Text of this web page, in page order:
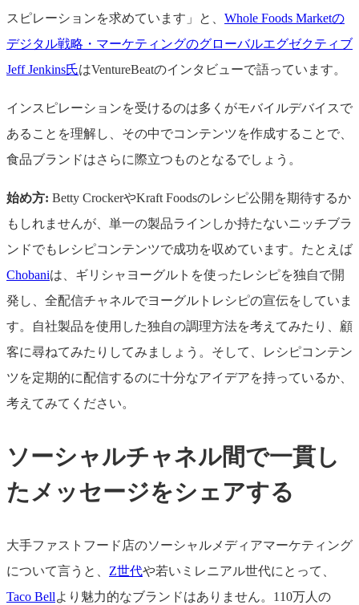
スピレーションを求めています」と、 Whole Foods Marketの
デジタル戦略・マーケティングのグローバルエグゼクティブ
Jeff Jenkins氏はVentureBeatのインタビューで語っています。
インスピレーションを受けるのは多くがモバイルデバイスで
あることを理解し、その中でコンテンツを作成することで、
食品ブランドはさらに際立つものとなるでしょう。
始め方: Betty CrockerやKraft Foodsのレシピ公開を期待するか
もしれませんが、単一の製品ラインしか持たないニッチブラ
ンドでもレシピコンテンツで成功を収めています。たとえば
Chobaniは、ギリシャヨーグルトを使ったレシピを独自で開
発し、全配信チャネルでヨーグルトレシピの宣伝をしていま
す。自社製品を使用した独自の調理方法を考えてみたり、顧
客に尋ねてみたりしてみましょう。そして、レシピコンテン
ツを定期的に配信するのに十分なアイデアを持っているか、
考えてみてください。
ソーシャルチャネル間で一貫し
たメッセージをシェアする
大手ファストフード店のソーシャルメディアマーケティング
について言うと、 Z世代や若いミレニアル世代にとって、
Taco Bellより魅力的なブランドはありません。110万人の